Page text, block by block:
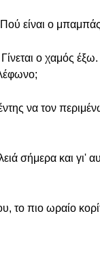
Πού είναι ο
ο χαμός
να τον
σήμερα και γι'
πιο ωραίο